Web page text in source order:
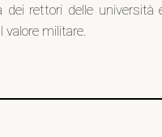
dei rettori delle università
valore militare.